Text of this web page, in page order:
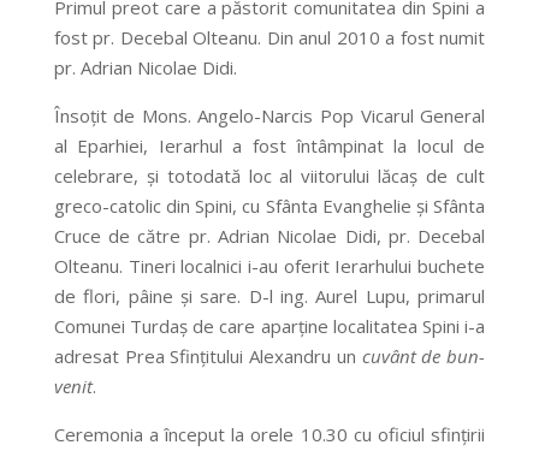
Primul preot care a păstorit comunitatea din Spini a
fost pr. Decebal Olteanu. Din anul 2010 a fost numit
pr. Adrian Nicolae Didi.
Însoţit de Mons. Angelo-Narcis Pop Vicarul General
al Eparhiei, Ierarhul a fost întâmpinat la locul de
celebrare, şi totodată loc al viitorului lăcaş de cult
greco-catolic din Spini, cu Sfânta Evanghelie şi Sfânta
Cruce de către pr. Adrian Nicolae Didi, pr. Decebal
Olteanu. Tineri localnici i-au oferit Ierarhului buchete
de flori, pâine şi sare. D-l ing. Aurel Lupu, primarul
Comunei Turdaş de care aparţine localitatea Spini i-a
adresat Prea Sfinţitului Alexandru un cuvânt de bun-
venit.
Ceremonia a început la orele 10.30 cu oficiul sfinţirii